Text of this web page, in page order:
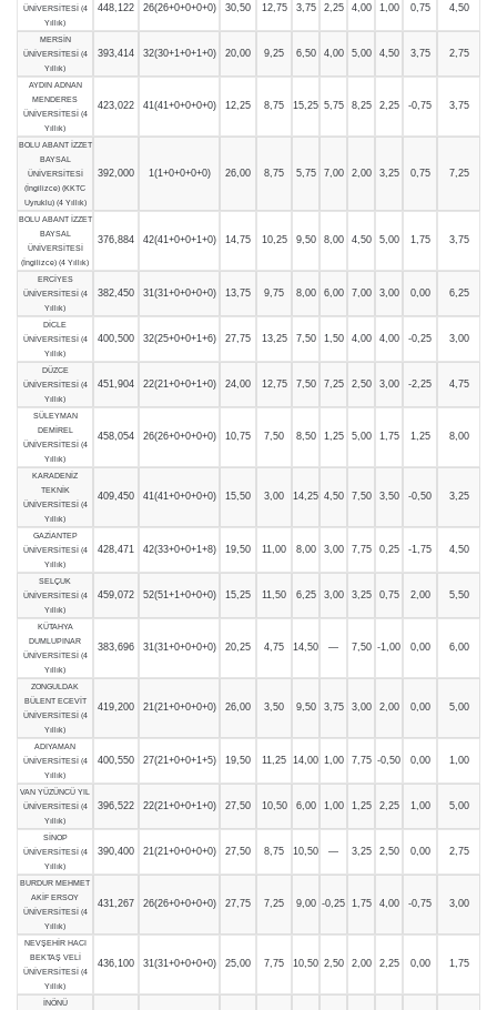
ÜNİVERSİTESİ (4
Yıllık)
448,122 26(26+0+0+0+0) 30,50 12,75 3,75 2,25 4,00 1,00 0,75 4,50
MERSİN
ÜNİVERSİTESİ (4
Yıllık)
393,414 32(30+1+0+1+0) 20,00 9,25 6,50 4,00 5,00 4,50 3,75 2,75
AYDIN ADNAN
MENDERES
ÜNİVERSİTESİ (4
Yıllık)
423,022 41(41+0+0+0+0) 12,25 8,75 15,25 5,75 8,25 2,25 -0,75 3,75
BOLU ABANT İZZET
BAYSAL
ÜNİVERSİTESİ
(İngilizce) (KKTC
Uyruklu) (4 Yıllık)
392,000 1(1+0+0+0+0) 26,00 8,75 5,75 7,00 2,00 3,25 0,75 7,25
BOLU ABANT İZZET
BAYSAL
ÜNİVERSİTESİ
(İngilizce) (4 Yıllık)
376,884 42(41+0+0+1+0) 14,75 10,25 9,50 8,00 4,50 5,00 1,75 3,75
ERCİYES
ÜNİVERSİTESİ (4
Yıllık)
382,450 31(31+0+0+0+0) 13,75 9,75 8,00 6,00 7,00 3,00 0,00 6,25
DİCLE
ÜNİVERSİTESİ (4
Yıllık)
400,500 32(25+0+0+1+6) 27,75 13,25 7,50 1,50 4,00 4,00 -0,25 3,00
DÜZCE
ÜNİVERSİTESİ (4
Yıllık)
451,904 22(21+0+0+1+0) 24,00 12,75 7,50 7,25 2,50 3,00 -2,25 4,75
SÜLEYMAN
DEMİREL
ÜNİVERSİTESİ (4
Yıllık)
458,054 26(26+0+0+0+0) 10,75 7,50 8,50 1,25 5,00 1,75 1,25 8,00
KARADENİZ
TEKNİK
ÜNİVERSİTESİ (4
Yıllık)
409,450 41(41+0+0+0+0) 15,50 3,00 14,25 4,50 7,50 3,50 -0,50 3,25
GAZİANTEP
ÜNİVERSİTESİ (4
Yıllık)
428,471 42(33+0+0+1+8) 19,50 11,00 8,00 3,00 7,75 0,25 -1,75 4,50
SELÇUK
ÜNİVERSİTESİ (4
Yıllık)
459,072 52(51+1+0+0+0) 15,25 11,50 6,25 3,00 3,25 0,75 2,00 5,50
KÜTAHYA
DUMLUPINAR
ÜNİVERSİTESİ (4
Yıllık)
383,696 31(31+0+0+0+0) 20,25 4,75 14,50 — 7,50 -1,00 0,00 6,00
ZONGULDAK
BÜLENT ECEVİT
ÜNİVERSİTESİ (4
Yıllık)
419,200 21(21+0+0+0+0) 26,00 3,50 9,50 3,75 3,00 2,00 0,00 5,00
ADIYAMAN
ÜNİVERSİTESİ (4
Yıllık)
400,550 27(21+0+0+1+5) 19,50 11,25 14,00 1,00 7,75 -0,50 0,00 1,00
VAN YÜZÜNCÜ YIL
ÜNİVERSİTESİ (4
Yıllık)
396,522 22(21+0+0+1+0) 27,50 10,50 6,00 1,00 1,25 2,25 1,00 5,00
SİNOP
ÜNİVERSİTESİ (4
Yıllık)
390,400 21(21+0+0+0+0) 27,50 8,75 10,50 — 3,25 2,50 0,00 2,75
BURDUR MEHMET
AKİF ERSOY
ÜNİVERSİTESİ (4
Yıllık)
431,267 26(26+0+0+0+0) 27,75 7,25 9,00 -0,25 1,75 4,00 -0,75 3,00
NEVŞEHİR HACI
BEKTAŞ VELİ
ÜNİVERSİTESİ (4
Yıllık)
436,100 31(31+0+0+0+0) 25,00 7,75 10,50 2,50 2,00 2,25 0,00 1,75
İNÖNÜ